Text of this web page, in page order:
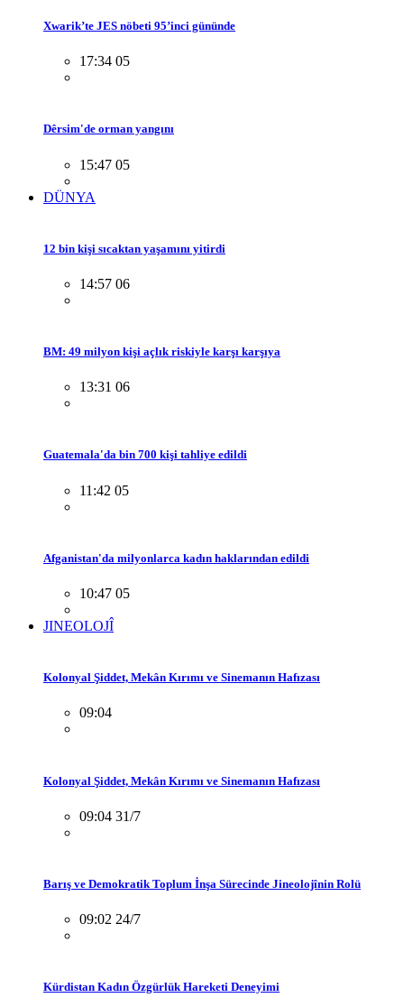
Xwarik’te JES nöbeti 95’inci gününde
17:34 05
Dêrsim'de orman yangını
15:47 05
DÜNYA
12 bin kişi sıcaktan yaşamını yitirdi
14:57 06
BM: 49 milyon kişi açlık riskiyle karşı karşıya
13:31 06
Guatemala'da bin 700 kişi tahliye edildi
11:42 05
Afganistan'da milyonlarca kadın haklarından edildi
10:47 05
JINEOLOJÎ
Kolonyal Şiddet, Mekân Kırımı ve Sinemanın Hafızası
09:04
Kolonyal Şiddet, Mekân Kırımı ve Sinemanın Hafızası
09:04 31/7
Barış ve Demokratik Toplum İnşa Sürecinde Jineolojînin Rolü
09:02 24/7
Kürdistan Kadın Özgürlük Hareketi Deneyimi